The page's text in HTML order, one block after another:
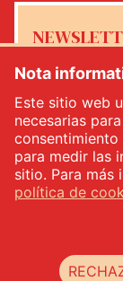
Sí, me
Menù srl - Dal 1932
Nota
Este sitio web
necesarias
para medir las
sitio. Para más
política de